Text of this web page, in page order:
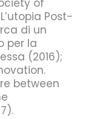
of
Post-
di un
per la
(2016);
between